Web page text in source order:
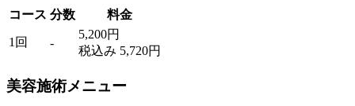
コース 分数 料金
1回 -
5,200円
税込み 5,720円
美容施術メニュー